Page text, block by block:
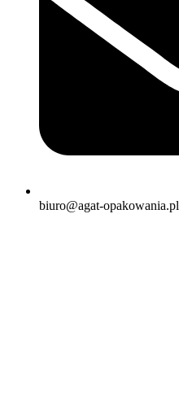
biuro@agat-opakowania.pl